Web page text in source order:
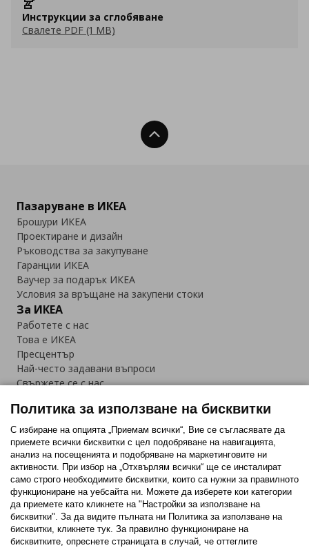
Инструкции за сглобяване
Свалете PDF (1 MB)
Нагоре
Пазаруване в ИКЕА
Брошури ИКЕА
Проектиране и дизайн
Ръководства за закупуване
Гаранции ИКЕА
Ваучер за подарък ИКЕА
Условия за връщане на закупени стоки
За ИКЕА
Работете с нас
Това е ИКЕА
Пресцентър
Най-често задавани въпроси
Свържете се с нас
Последвайте ни:
FacebookTwitterYoutubePinterestInstagram
Политика за използване на бисквитки
С избиране на опцията „Приемам всички“, Вие се съгласявате да
приемете всички бисквитки с цел подобряване на навигацията,
анализ на посещенията и подобряване на маркетинговите ни
активности. При избор на „Отхвърлям всички“ ще се инсталират
само строго необходимитe бисквитки, които са нужни за правилното
функциониране на уебсайта ни. Можете да изберете кои категории
да приемете като кликнете на "Настройки за използване на
бисквитки". За да видите пълната ни Политика за използване на
бисквитки, кликнете тук. За правилно функциониране на
бисквитките, опреснете страницата в случай, че оттеглите